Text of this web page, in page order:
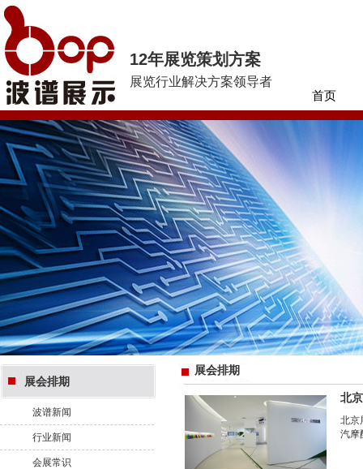
12年展览策划方案
展览行业解决方案领导者
首页
展会排期
波谱新闻
行业新闻
会展常识
展会排期
北
北京
汽摩